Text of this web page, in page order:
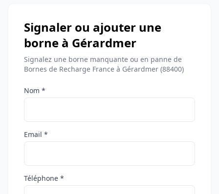
Signaler ou ajouter une
borne à Gérardmer
Signalez une borne manquante ou en panne de
Bornes de Recharge France à Gérardmer (88400)
Nom *
Email *
Téléphone *